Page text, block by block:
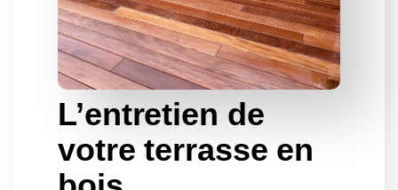
L’entretien de
votre terrasse en